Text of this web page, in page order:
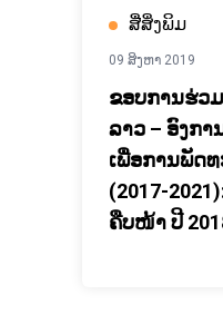
ສື່ສິ່ງພິມ
09 ສິງຫາ 2019
ຂອບການຮ່ວ
ລາວ – ອົງກ
ເພື່ອການພັດ
(2017-
ຄືບໜ້າ ປີ